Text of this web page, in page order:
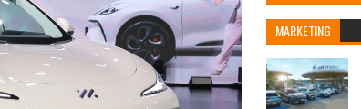
MARKETING